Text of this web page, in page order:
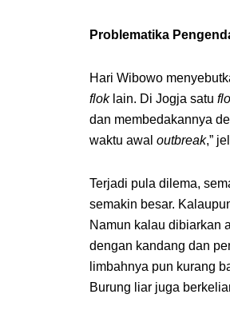
Problematika
Hari Wibowo
floklain. Di Jogja satu
dan membedakannya
waktu awal outbreak,”
Terjadi pula dilema,
semakin besar.
Namun kalau dibiarkan
dengan kandang dan
limbahnya pun kurang
Burung liar juga